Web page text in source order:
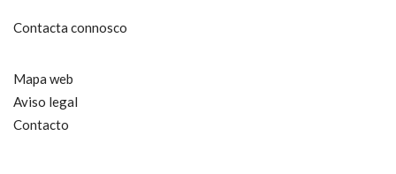
Contacta connosco
Mapa web
Aviso legal
Contacto